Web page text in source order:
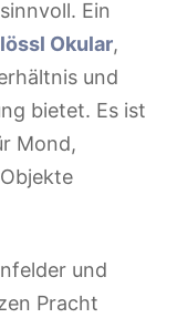
Ein
Okular,
und
bietet. Es ist
Mond,
und
Pracht